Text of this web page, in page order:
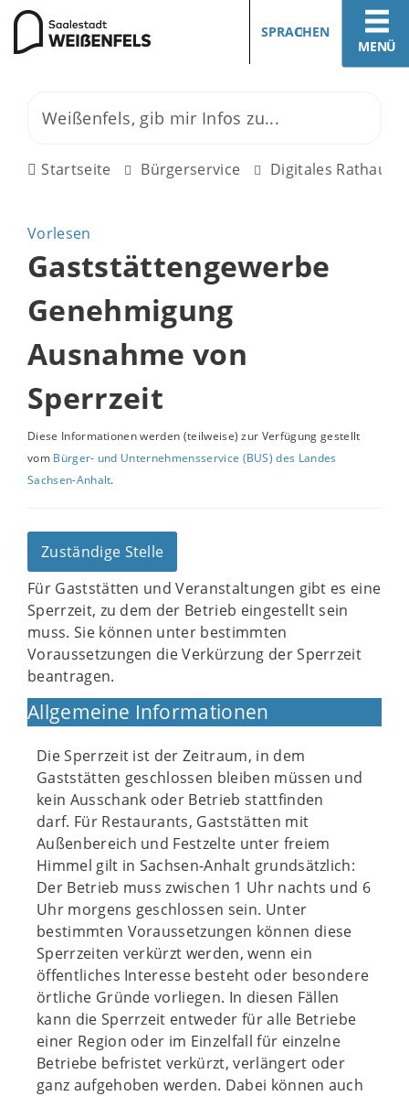
MENÜ
SPRACHEN
Startseite Bürgerservice Digitales Rathaus
Vorlesen
Gaststättengewerbe
Genehmigung
Ausnahme von
Sperrzeit
Diese Informationen werden (teilweise) zur Verfügung gestellt
vom Bürger- und Unternehmensservice (BUS) des Landes
Sachsen-Anhalt.
Zuständige Stelle
Für Gaststätten und Veranstaltungen gibt es eine
Sperrzeit, zu dem der Betrieb eingestellt sein
muss. Sie können unter bestimmten
Voraussetzungen die Verkürzung der Sperrzeit
beantragen.
Allgemeine Informationen
Die Sperrzeit ist der Zeitraum, in dem
Gaststätten geschlossen bleiben müssen und
kein Ausschank oder Betrieb stattfinden
darf. Für Restaurants, Gaststätten mit
Außenbereich und Festzelte unter freiem
Himmel gilt in Sachsen-Anhalt grundsätzlich:
Der Betrieb muss zwischen 1 Uhr nachts und 6
Uhr morgens geschlossen sein. Unter
bestimmten Voraussetzungen können diese
Sperrzeiten verkürzt werden, wenn ein
öffentliches Interesse besteht oder besondere
örtliche Gründe vorliegen. In diesen Fällen
kann die Sperrzeit entweder für alle Betriebe
einer Region oder im Einzelfall für einzelne
Betriebe befristet verkürzt, verlängert oder
ganz aufgehoben werden. Dabei können auch